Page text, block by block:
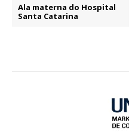
Ala materna do Hospital
Santa Catarina